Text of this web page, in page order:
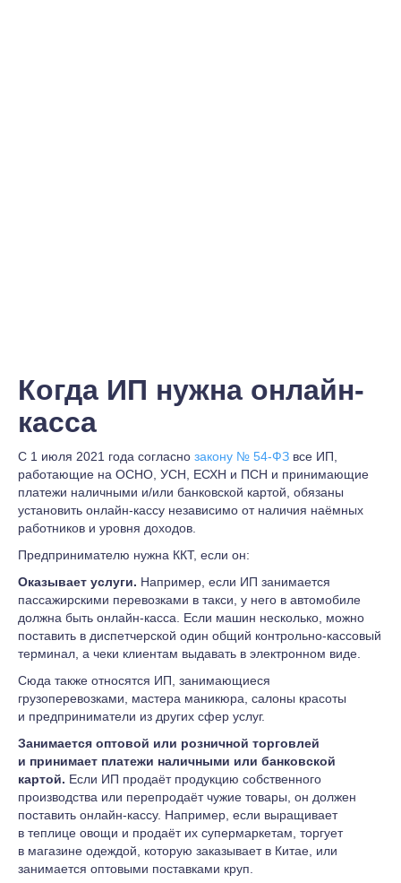
Когда ИП нужна онлайн-
касса
С 1 июля 2021 года согласно закону № 54-ФЗ все ИП,
работающие на ОСНО, УСН, ЕСХН и ПСН и принимающие
платежи наличными и/или банковской картой, обязаны
установить онлайн-кассу независимо от наличия наёмных
работников и уровня доходов.
Предпринимателю нужна ККТ, если он:
Оказывает услуги. Например, если ИП занимается
пассажирскими перевозками в такси, у него в автомобиле
должна быть онлайн-касса. Если машин несколько, можно
поставить в диспетчерской один общий контрольно-кассовый
терминал, а чеки клиентам выдавать в электронном виде.
Сюда также относятся ИП, занимающиеся
грузоперевозками, мастера маникюра, салоны красоты
и предприниматели из других сфер услуг.
Занимается оптовой или розничной торговлей
и принимает платежи наличными или банковской
картой. Если ИП продаёт продукцию собственного
производства или перепродаёт чужие товары, он должен
поставить онлайн-кассу. Например, если выращивает
в теплице овощи и продаёт их супермаркетам, торгует
в магазине одеждой, которую заказывает в Китае, или
занимается оптовыми поставками круп.